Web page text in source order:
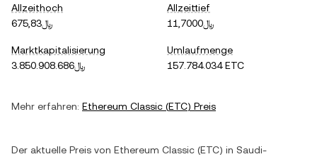
Allzeithoch
﷼675,83
Allzeittief
﷼11,7000
Marktkapitalisierung
﷼3.850.908.686
Umlaufmenge
157.784.034 ETC
Mehr erfahren: Ethereum Classic (ETC) Preis
Der aktuelle Preis von Ethereum Classic (ETC) in Saudi-